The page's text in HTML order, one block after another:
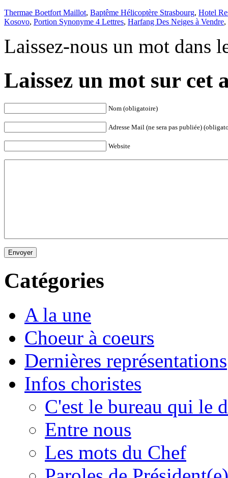
Thermae Boetfort Maillot, Baptême Hélicoptère Strasbourg, Hotel
Kosovo, Portion Synonyme 4 Lettres, Harfang Des Neiges à Vendre,
Laissez-nous un mot dans
Laissez un mot sur cet
Nom (obligatoire)
Adresse Mail (ne sera pas publiée)
Website
Envoyer
Catégories
A la une
Choeur à coeurs
Dernières représentations
Infos choristes
C'est le bureau qui le
Entre nous
Les mots du Chef